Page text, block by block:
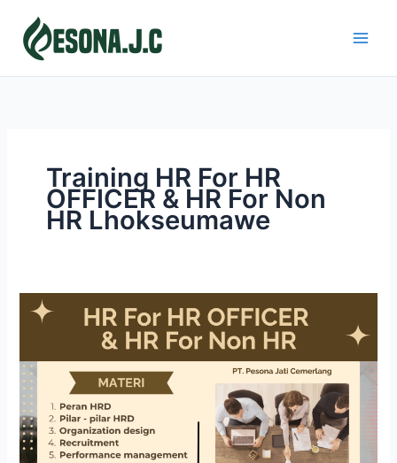
content
Training HR For HR
OFFICER & HR For Non
HR Lhokseumawe
FOR
OFFICER
&
HR
FOR
NON